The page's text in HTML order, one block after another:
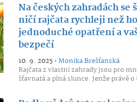
Na českých zahradách
ničí rajčata rychleji než
jednoduché opatření a
bezpečí
10. 9. 2025 •Monika Brešťanská
Rajčata z vlastní zahrady jsou pro
šťavnatá a plná slunce. Jenže právě